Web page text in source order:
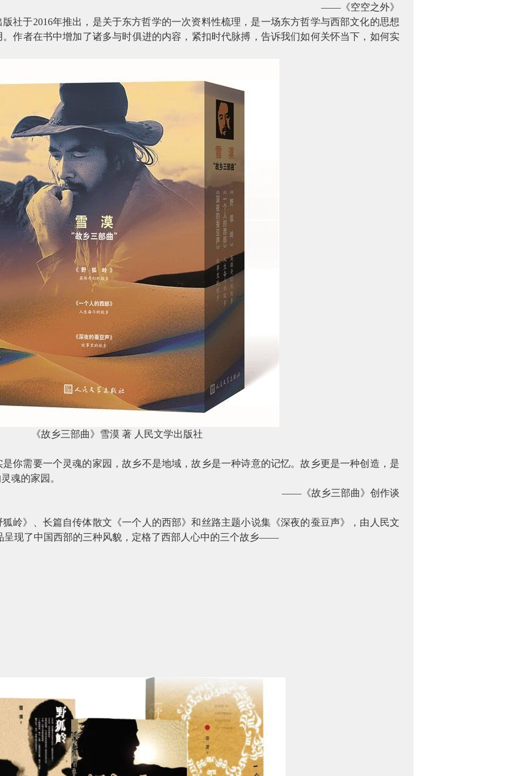
——《空空之外》
版社于2016年推出，是关于东方哲学的一次资料性梳理，是一场东方哲学与西部文化的思想
作者在书中增加了诸多与时俱进的内容，紧扣时代脉搏，告诉我们如何关怀当下，如何实
《故乡三部曲》雪漠 著 人民文学出版社
你需要一个灵魂的家园，故乡不是地域，故乡是一种诗意的记忆。故乡更是一种创造，是
魂的家园。
——《故乡三部曲》创作谈
岭》、长篇自传体散文《一个人的西部》和丝路主题小说集《深夜的蚕豆声》，由人民文
呈现了中国西部的三种风貌，定格了西部人心中的三个故乡——